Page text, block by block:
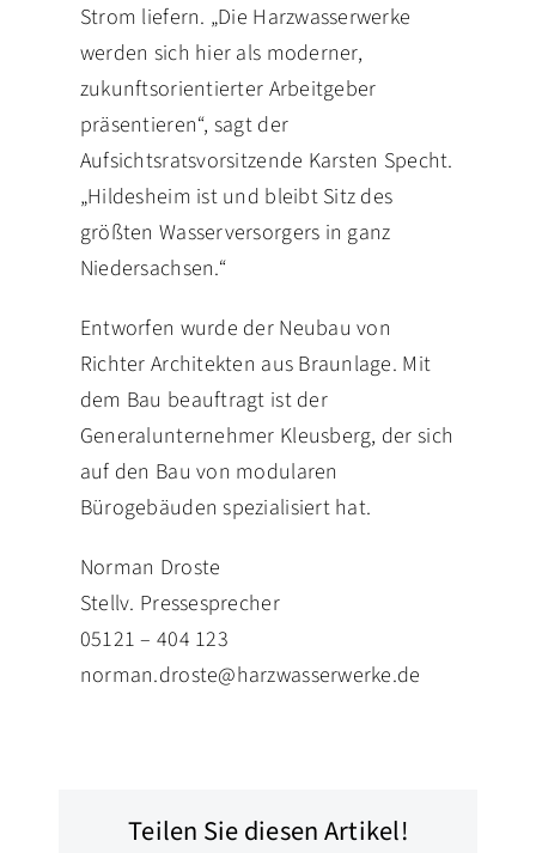
Strom liefern. „Die Harzwasserwerke
werden sich hier als moderner,
zukunftsorientierter Arbeitgeber
präsentieren“, sagt der
Aufsichtsratsvorsitzende Karsten Specht.
„Hildesheim ist und bleibt Sitz des
größten Wasserversorgers in ganz
Niedersachsen.“
Entworfen wurde der Neubau von
Richter Architekten aus Braunlage. Mit
dem Bau beauftragt ist der
Generalunternehmer Kleusberg, der sich
auf den Bau von modularen
Bürogebäuden spezialisiert hat.
Norman Droste
Stellv. Pressesprecher
05121 – 404 123
norman.droste@harzwasserwerke.de
Teilen Sie diesen Artikel!